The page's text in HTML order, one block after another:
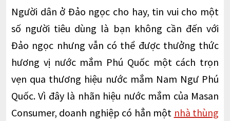
Người dân ở Đảo ngọc cho hay, tin vui cho một
số người tiêu dùng là bạn không cần đến với
Đảo ngọc nhưng vẫn có thể được thưởng thức
hương vị nước mắm Phú Quốc một cách trọn
vẹn qua thương hiệu nước mắm Nam Ngư Phú
Quốc. Vì đây là nhãn hiệu nước mắm của Masan
Consumer, doanh nghiệp có hẳn một nhà thùng